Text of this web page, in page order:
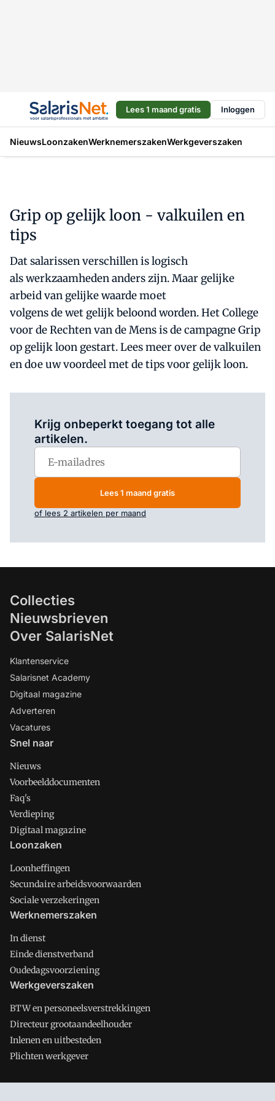
Lees 1 maand gratis Inloggen
NieuwsLoonzakenWerknemerszakenWerkgeverszaken
Grip op gelijk loon - valkuilen en
tips
Dat salarissen verschillen is logisch
als werkzaamheden anders zijn. Maar gelijke
arbeid van gelijke waarde moet
volgens de wet gelijk beloond worden. Het College
voor de Rechten van de Mens is de campagne Grip
op gelijk loon gestart. Lees meer over de valkuilen
en doe uw voordeel met de tips voor gelijk loon.
Krijg onbeperkt toegang tot alle
artikelen.
Lees 1 maand gratis
of lees 2 artikelen per maand
Collecties
Nieuwsbrieven
Over SalarisNet
Klantenservice
Salarisnet Academy
Digitaal magazine
Adverteren
Vacatures
Snel naar
Nieuws
Voorbeelddocumenten
Faq's
Verdieping
Digitaal magazine
Loonzaken
Loonheffingen
Secundaire arbeidsvoorwaarden
Sociale verzekeringen
Werknemerszaken
In dienst
Einde dienstverband
Oudedagsvoorziening
Werkgeverszaken
BTW en personeelsverstrekkingen
Directeur grootaandeelhouder
Inlenen en uitbesteden
Plichten werkgever